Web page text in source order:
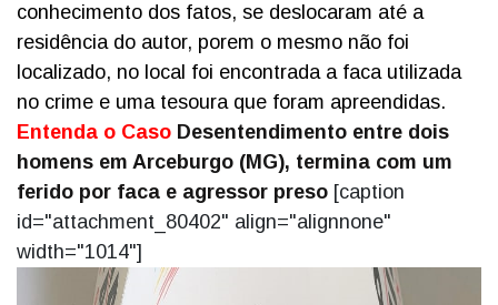
conhecimento dos fatos, se deslocaram até a
residência do autor, porem o mesmo não foi
localizado, no local foi encontrada a faca utilizada
no crime e uma tesoura que foram apreendidas.
Entenda o Caso Desentendimento entre dois
homens em Arceburgo (MG), termina com um
ferido por faca e agressor preso [caption
id="attachment_80402" align="alignnone"
width="1014"]